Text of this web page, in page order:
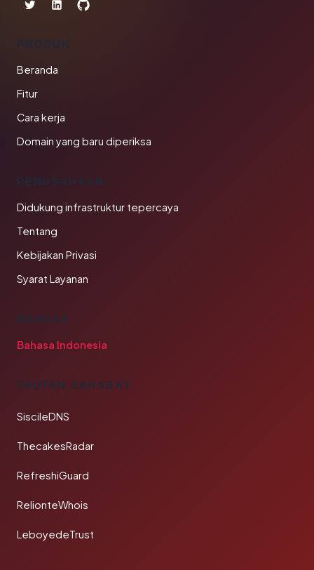
PRODUK
Beranda
Fitur
Cara kerja
Domain yang baru diperiksa
PERUSAHAAN
Didukung infrastruktur tepercaya
Tentang
Kebijakan Privasi
Syarat Layanan
BAHASA
Bahasa Indonesia
TAUTAN SAHABAT
SiscileDNS
ThecakesRadar
RefreshiGuard
RelionteWhois
LeboyedeTrust